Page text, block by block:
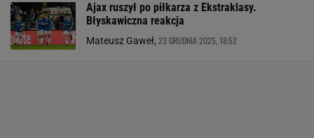
Ajax ruszył po piłkarza z Ekstraklasy.
Błyskawiczna reakcja
Mateusz Gaweł, 23 GRUDNIA 2025, 18:52